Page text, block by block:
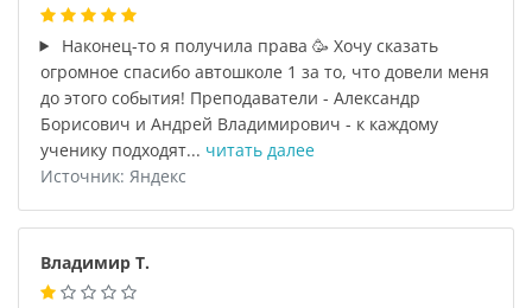
Наконец-то я получила права 🥳 Хочу сказать
огромное спасибо автошколе 1 за то, что довели меня
до этого события! Преподаватели - Александр
Борисович и Андрей Владимирович - к каждому
ученику подходят... читать далее
Источник: Яндекс
Владимир Т.